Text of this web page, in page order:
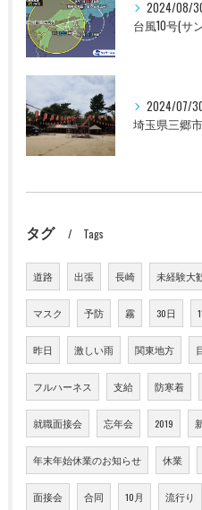
2024/08/
台風10号(サ
2024/07/
タグ Tags
道路 出張 長崎 未経験大
マスク 予防 霧 30日
昨日 激しい雨 関東地方
フルハーネス 支給 防寒着
就職面接会 忘年会 2019
年末年始休業のお知らせ 休業
面接会 合同 10月 流行り